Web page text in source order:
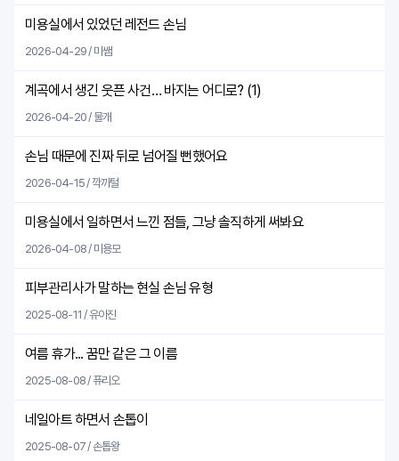
미용실에서 있었던 레전드 손님
2026-04-29 / 미쌤
계곡에서 생긴 웃픈 사건… 바지는 어디로? (1)
2026-04-20 / 물개
손님 때문에 진짜 뒤로 넘어질 뻔했어요
2026-04-15 / 깍까털
미용실에서 일하면서 느낀 점들, 그냥 솔직하게 써봐요
2026-04-08 / 미용모
피부관리사가 말하는 현실 손님 유형
2025-08-11 / 유아진
여름 휴가... 꿈만 같은 그 이름
2025-08-08 / 퓨리오
네일아트 하면서 손톱이
2025-08-07 / 손톱왕